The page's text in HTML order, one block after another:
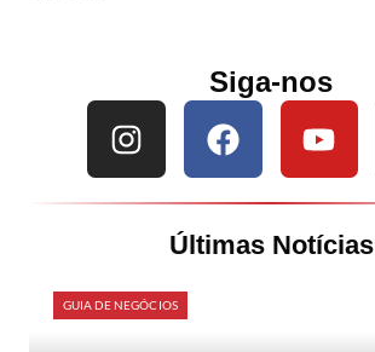
Siga-nos
Últimas Notícias
GUIA DE NEGÓCIOS